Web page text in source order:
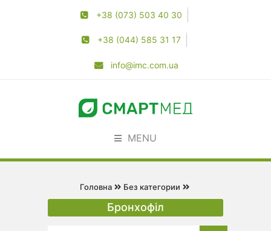
+38 (073) 503 40 30
+38 (044) 585 31 17
info@imc.com.ua
MENU
Головна Без категории
Бронхофіл